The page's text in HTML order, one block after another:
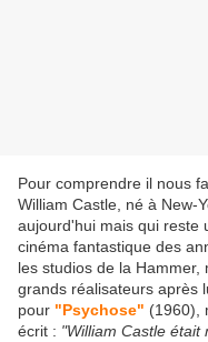
Pour comprendre il nous
William Castle, né à New-
aujourd'hui mais qui reste
cinéma fantastique des
les studios de la
grands réalisateurs après
pour "Psychose" (1960),
écrit : "William Castle était